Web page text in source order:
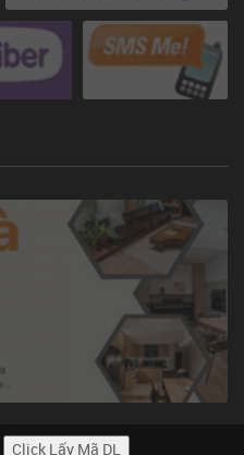
Click Lấy Mã DL